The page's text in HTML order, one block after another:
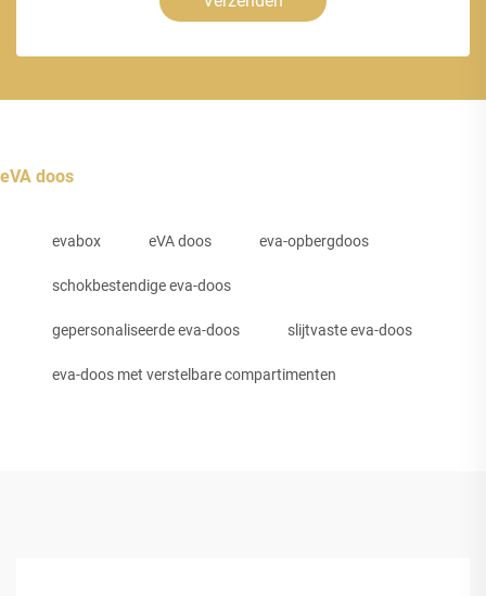
eVA doos
evabox eVA doos eva-opbergdoos
schokbestendige eva-doos
gepersonaliseerde eva-doos slijtvaste eva-doos
eva-doos met verstelbare compartimenten